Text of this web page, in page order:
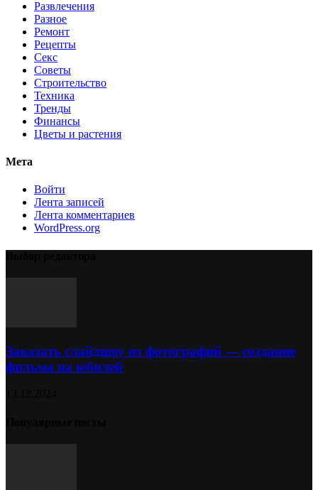
Развлечения
Разное
Ремонт
Рецепты
Секс
Советы
Строительство
Техника
Тренды
Финансы
Цветы и растения
Мета
Войти
Лента записей
Лента комментариев
WordPress.org
Заказать слайдшоу из фотографий — создание
фильма на юбилей